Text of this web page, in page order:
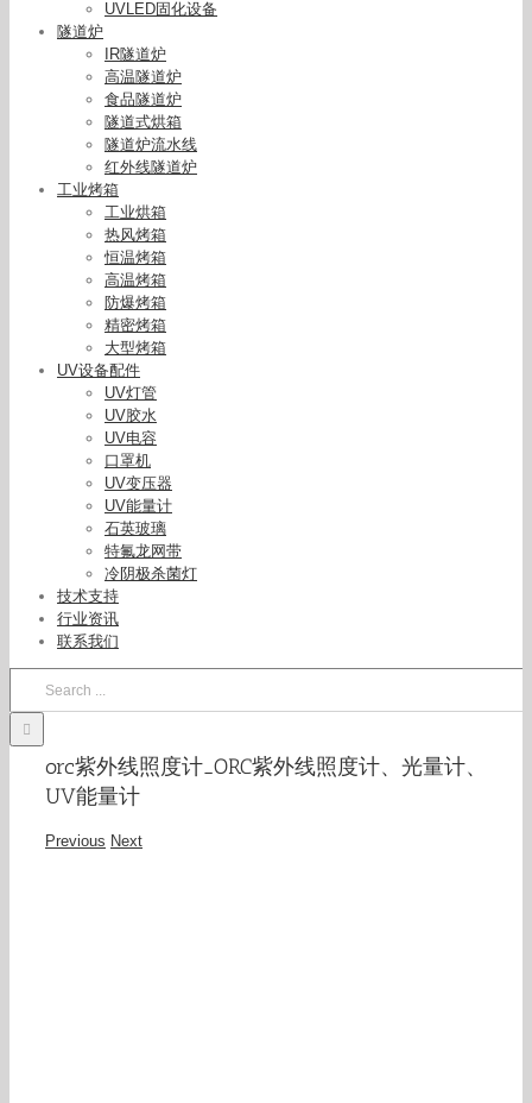
UVLED固化设备
隧道炉
IR隧道炉
高温隧道炉
食品隧道炉
隧道式烘箱
隧道炉流水线
红外线隧道炉
工业烤箱
工业烘箱
热风烤箱
恒温烤箱
高温烤箱
防爆烤箱
精密烤箱
大型烤箱
UV设备配件
UV灯管
UV胶水
UV电容
口罩机
UV变压器
UV能量计
石英玻璃
特氟龙网带
冷阴极杀菌灯
技术支持
行业资讯
联系我们
orc紫外线照度计_ORC紫外线照度计、光量计、
UV能量计
Previous Next